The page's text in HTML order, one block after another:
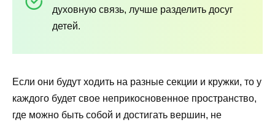
духовную связь, лучше разделить досуг
детей.
Если они будут ходить на разные секции и кружки, то у
каждого будет свое неприкосновенное пространство,
где можно быть собой и достигать вершин, не